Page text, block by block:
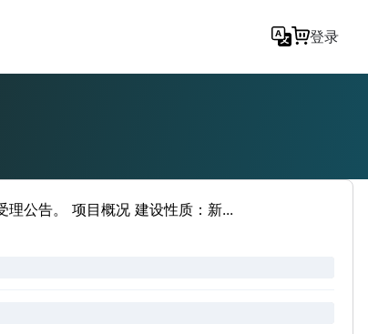
登录
公告。 项目概况 建设性质：新...